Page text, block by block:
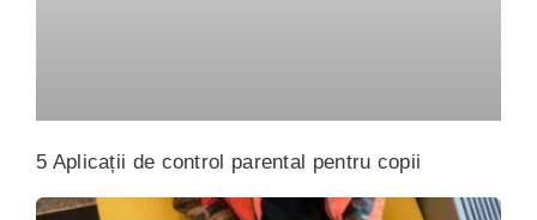
5 Aplicații de control parental pentru copii